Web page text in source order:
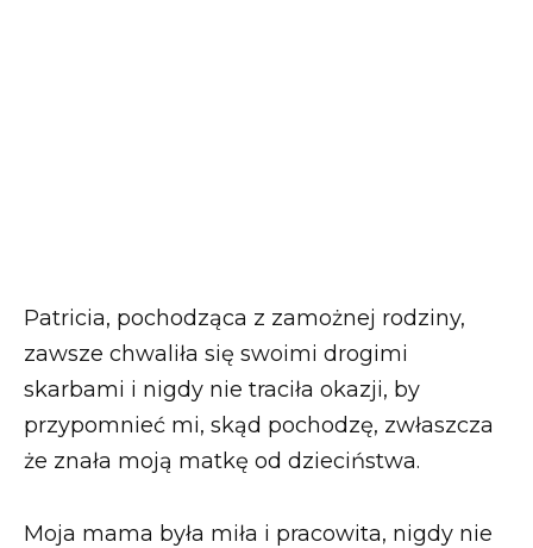
Patricia, pochodząca z zamożnej rodziny,
zawsze chwaliła się swoimi drogimi
skarbami i nigdy nie traciła okazji, by
przypomnieć mi, skąd pochodzę, zwłaszcza
że znała moją matkę od dzieciństwa.
Moja mama była miła i pracowita, nigdy nie